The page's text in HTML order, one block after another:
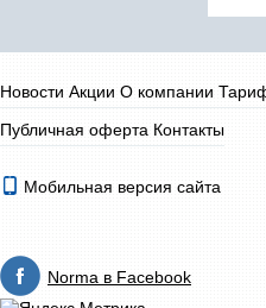
Новости Акции О компании
Публичная оферта Контакты
Мобильная версия сайта
Norma в Facebook